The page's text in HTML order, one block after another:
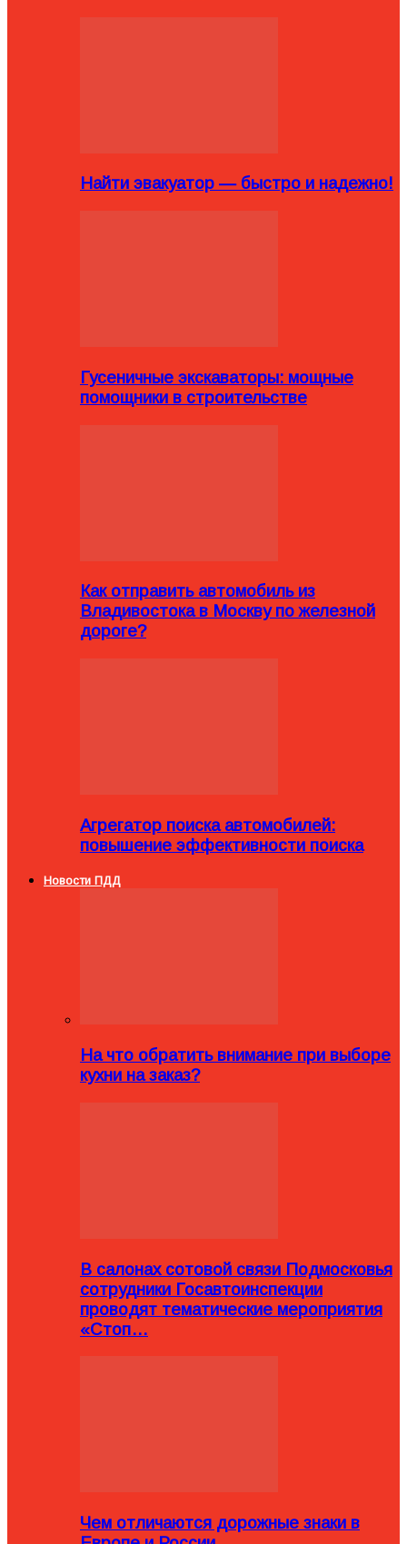
Найти эвакуатор — быстро и надежно!
Гусеничные экскаваторы: мощные
помощники в строительстве
Как отправить автомобиль из
Владивостока в Москву по железной
дороге?
Агрегатор поиска автомобилей:
повышение эффективности поиска
Новости ПДД
На что обратить внимание при выборе
кухни на заказ?
В салонах сотовой связи Подмосковья
сотрудники Госавтоинспекции
проводят тематические мероприятия
«Стоп…
Чем отличаются дорожные знаки в